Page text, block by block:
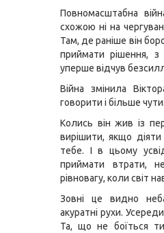
Повномасштабна
схожою ні на
Там, де раніше він
приймати рішення,
уперше відчув
Війна змінила
говорити і більше
Колись він жив із
вирішити, якщо
тебе. І в цьому
приймати втрати,
рівновагу, коли світ
Зовні це видно
акуратні рухи.
Та, що не боїться